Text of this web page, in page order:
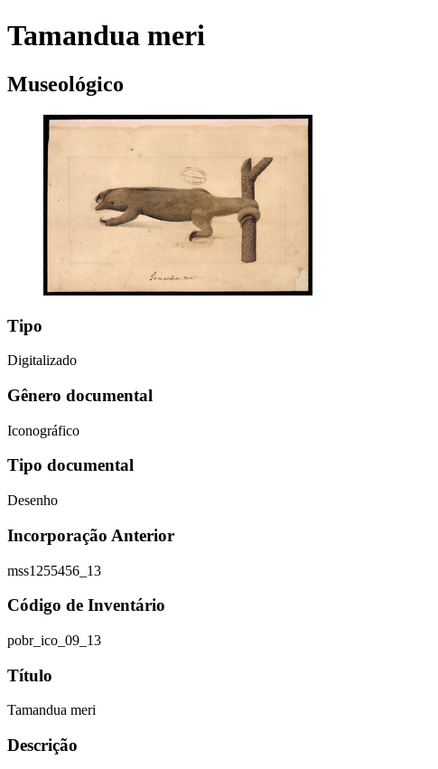
Tamandua meri
Museológico
Tipo
Digitalizado
Gênero documental
Iconográfico
Tipo documental
Desenho
Incorporação Anterior
mss1255456_13
Código de Inventário
pobr_ico_09_13
Título
Tamandua meri
Descrição